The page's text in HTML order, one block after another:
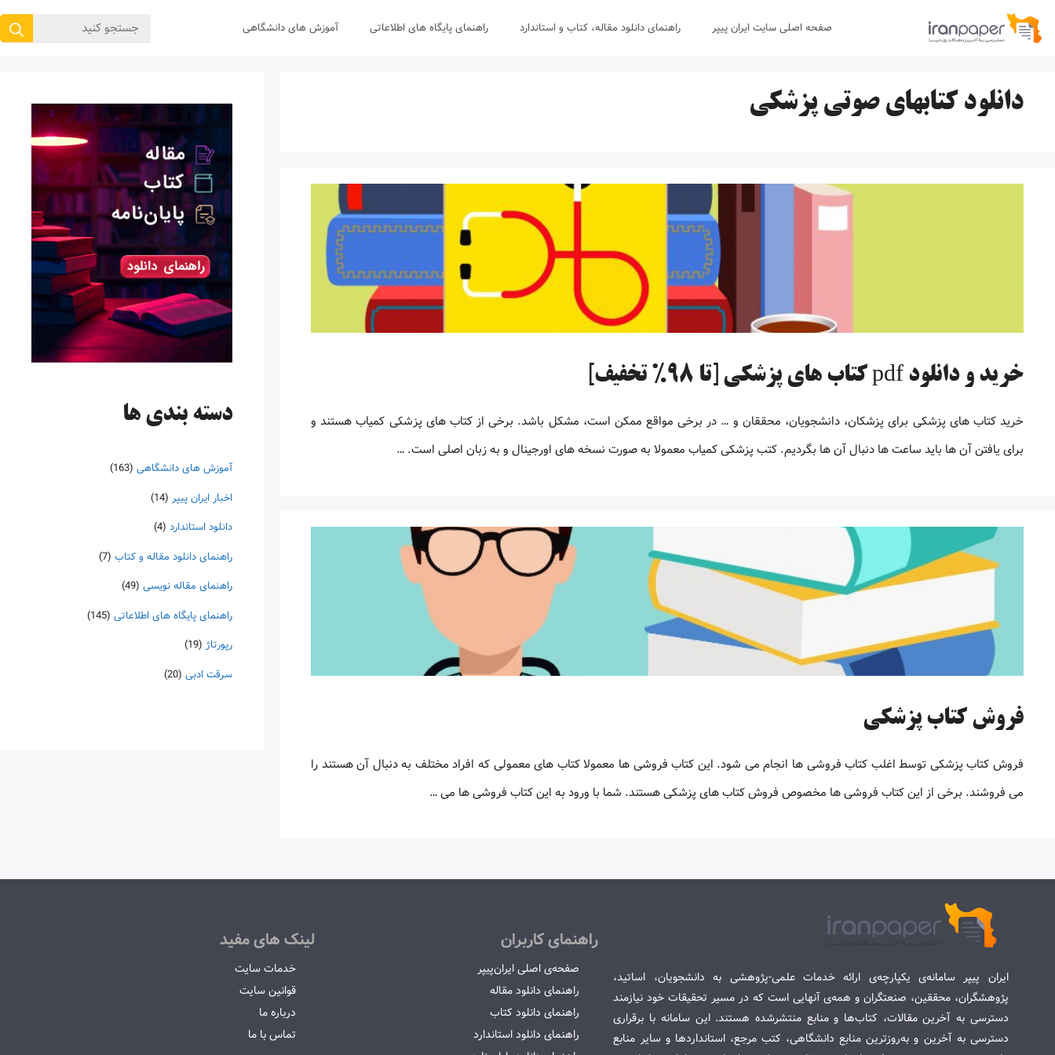
پرش
صفحه اصلی سایت ایران پیپر راهنمای دانلود مقاله، کتاب و استاندارد راهنمای پایگاه های اطلاعاتی آموزش های دانشگاهی
جستجوی
دانلود کتابهای صوتی پزشکی
خرید و دانلود pdf کتاب های پزشکی [تا 98% تخفیف]
خرید کتاب های پزشکی برای پزشکان، دانشجویان، محققان و … در برخی مواقع ممکن است، مشکل باشد. برخی از کتاب های پزشکی کمیاب هستند و
برای یافتن آن ها باید ساعت ها دنبال آن ها بگردیم. کتب پزشکی کمیاب معمولا به صورت نسخه های اورجینال و به زبان اصلی است. …
فروش کتاب پزشکی
فروش کتاب پزشکی توسط اغلب کتاب فروشی ها انجام می شود. این کتاب فروشی ها معمولا کتاب های معمولی که افراد مختلف به دنبال آن هستند را
می فروشند. برخی از این کتاب فروشی ها مخصوص فروش کتاب های پزشکی هستند. شما با ورود به این کتاب فروشی ها می …
دسته‌ بندی ها
آموزش های دانشگاهی (163)
اخبار ایران پیپر (14)
دانلود استاندارد (4)
راهنمای دانلود مقاله و کتاب (7)
راهنمای مقاله نویسی (49)
راهنمای پایگاه های اطلاعاتی (145)
رپورتاژ (19)
سرقت ادبی (20)
ایران پیپر سامانه‌ی یکپارچه‌ی ارائه خدمات علمی-پژوهشی به دانشجویان، اساتید،
پژوهشگران، محققین، صنعتگران و همه‌ی آنهایی است که در مسیر تحقیقات خود نیازمند
دسترسی به آخرین مقالات، کتاب‌ها و منابع منتشرشده هستند. این سامانه با برقراری
دسترسی به آخرین و به‌روزترین منابع دانشگاهی، کتب مرجع، استانداردها و سایر منابع
راهنمای کاربران
صفحه‌ی اصلی ایران‌پیپر
راهنمای دانلود مقاله
راهنمای دانلود کتاب
راهنمای دانلود استاندارد
لینک های مفید
خدمات سایت
قوانین سایت
درباره ما
تماس با ما